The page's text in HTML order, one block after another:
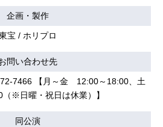
企画・製作
宝 / ホリプロ
問い合わせ先
7466 【月～金 12:00～18:00、土
※日曜・祝日は休業）】
同公演